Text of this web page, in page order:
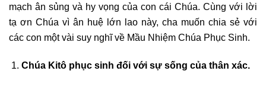
mạch ân sủng và hy vọng của con cái Chúa. Cùng với lời
tạ ơn Chúa vì ân huệ lớn lao này, cha muốn chia sẻ với
các con một vài suy nghĩ về Mầu Nhiệm Chúa Phục Sinh.
Chúa Kitô phục sinh đối với sự sống của thân xác.